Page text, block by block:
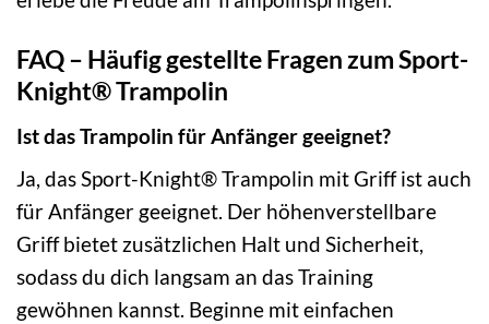
FAQ – Häufig gestellte Fragen zum Sport-
Knight® Trampolin
Ist das Trampolin für Anfänger geeignet?
Ja, das Sport-Knight® Trampolin mit Griff ist auch
für Anfänger geeignet. Der höhenverstellbare
Griff bietet zusätzlichen Halt und Sicherheit,
sodass du dich langsam an das Training
gewöhnen kannst. Beginne mit einfachen